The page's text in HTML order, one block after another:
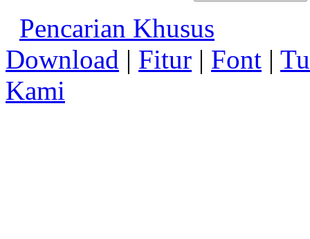
Pencarian Khusus
Download | Fitur | Font |
Kami